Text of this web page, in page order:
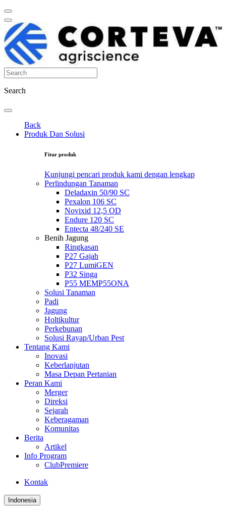
Search
Back
Produk Dan Solusi
Fitur produk
Kunjungi pencari produk kami dengan lengkap
Perlindungan Tanaman
Deladaxin 50/90 SC
Pexalon 106 SC
Novixid 12,5 OD
Endure 120 SC
Entecta 48/240 SE
Benih Jagung
Ringkasan
P27 Gajah
P27 LumiGEN
P32 Singa
P55 MEMP55ONA
Solusi Tanaman
Padi
Jagung
Holtikultur
Perkebunan
Solusi Rayap/Urban Pest
Tentang Kami
Inovasi
Keberlanjutan
Masa Depan Pertanian
Peran Kami
Merger
Direksi
Sejarah
Keberagaman
Komunitas
Berita
Artikel
Info Program
ClubPremiere
Kontak
Indonesia